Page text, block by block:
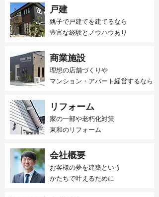
戸建
銚子で戸建てを建てるなら​
豊富な経験とノウハウあり
商業施設
理想の店舗づくりや
マンション・アパート経営するなら
リフォーム
家の一部や老朽化対策
東和のリフォーム
会社概要
お客様の夢を建築という
かたちで叶えるために